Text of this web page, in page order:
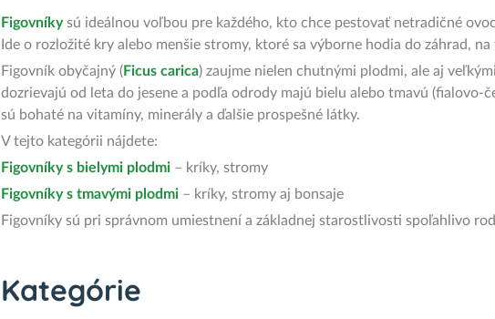
Figovníkysú ideálnou voľbou pre každého, kto chce pestovať netradičné
Ide o rozložité kry alebo menšie stromy, ktoré sa výborne hodia do záhrad,
Figovník obyčajný (Ficus carica) zaujme nielen chutnými plodmi, ale aj
dozrievajú od leta do jesene a podľa odrody majú bielu alebo tmavú (fialovo-
sú bohaté na vitamíny, minerály a ďalšie prospešné látky.
V tejto kategórii nájdete:
Figovníky s bielymi plodmi – kríky, stromy
Figovníky s tmavými plodmi – kríky, stromy aj bonsaje
Figovníky sú pri správnom umiestnení a základnej starostlivosti spoľahlivo
Kategórie